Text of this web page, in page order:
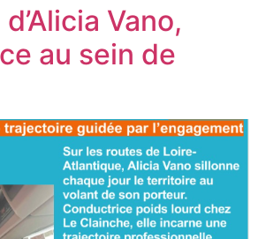
Vano,
au sein de